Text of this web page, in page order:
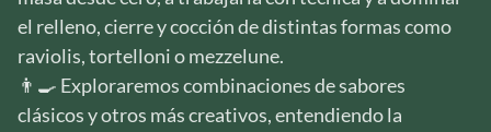
el relleno, cierre y cocción de distintas formas como
raviolis, tortelloni o mezzelune.
👨‍🍳 Exploraremos combinaciones de sabores
clásicos y otros más creativos, entendiendo la